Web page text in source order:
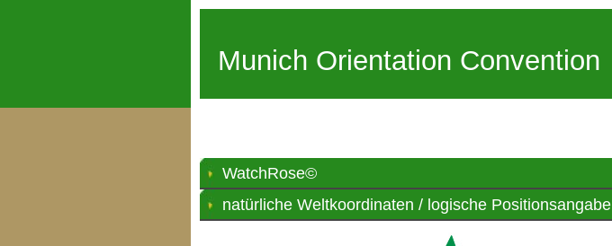
Munich Orientation Convention
WatchRose©
natürliche Weltkoordinaten / logische Positionsangabe